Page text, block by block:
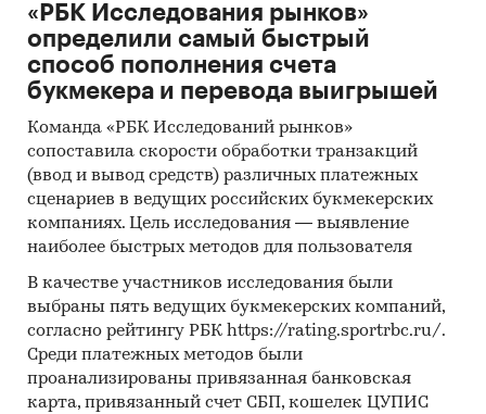
«РБК Исследования рынков»
определили самый быстрый
способ пополнения счета
букмекера и перевода выигрышей
Команда «РБК Исследований рынков»
сопоставила скорости обработки транзакций
(ввод и вывод средств) различных платежных
сценариев в ведущих российских букмекерских
компаниях. Цель исследования — выявление
наиболее быстрых методов для пользователя
В качестве участников исследования были
выбраны пять ведущих букмекерских компаний,
согласно рейтингу РБК https://rating.sportrbc.ru/.
Среди платежных методов были
проанализированы привязанная банковская
карта, привязанный счет СБП, кошелек ЦУПИС